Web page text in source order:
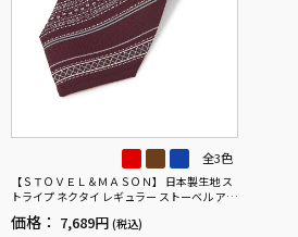
全3色
【ＳＴＯＶＥＬ＆ＭＡＳＯＮ】 日本製生地 ス
トライプ ネクタイ レギュラー ストーベル アン
価格： 7,689円 (税込)